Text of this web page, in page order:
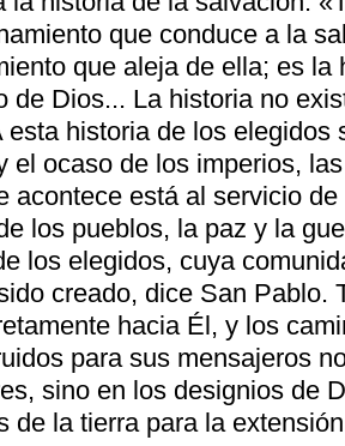
que conduce a la
que aleja de ella; es
de Dios... La historia no
esta historia de los elegidos
el ocaso de los imperios,
acontece está al servicio
los pueblos, la paz y la
los elegidos, cuya
creado, dice San Pablo.
hacia Él, y los
para sus mensajeros
sino en los designios de
de la tierra para la